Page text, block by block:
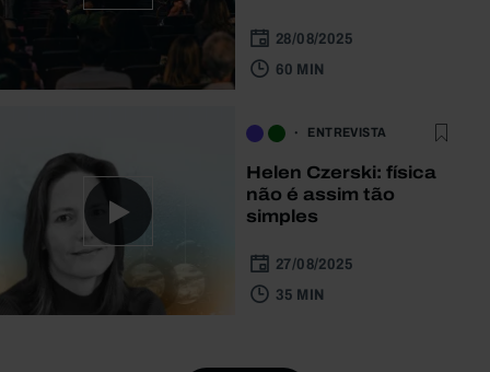
28/08/2025
60 MIN
ENTREVISTA
Helen Czerski: física
não é assim tão
simples
27/08/2025
35 MIN